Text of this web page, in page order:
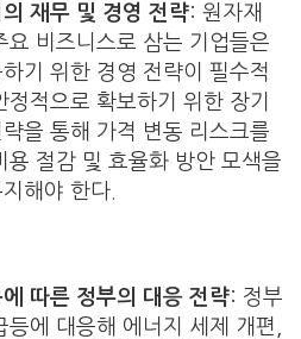
재무 및 경영 전략: 원자재
요 비즈니스로 삼는 기업들은
기 위한 경영 전략이 필수적
적으로 확보하기 위한 장기
을 통해 가격 변동 리스크를
용 절감 및 효율화 방안 모색을
해야 한다.
따른 정부의 대응 전략: 정부
에 대응해 에너지 세제 개편,